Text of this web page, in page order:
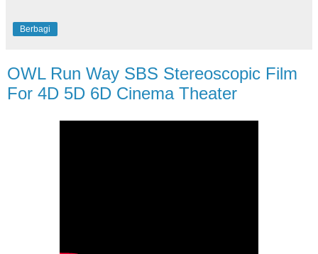
Berbagi
OWL Run Way SBS Stereoscopic Film
For 4D 5D 6D Cinema Theater